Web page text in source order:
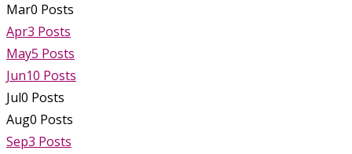
Mar0 Posts
Apr3 Posts
May5 Posts
Jun10 Posts
Jul0 Posts
Aug0 Posts
Sep3 Posts